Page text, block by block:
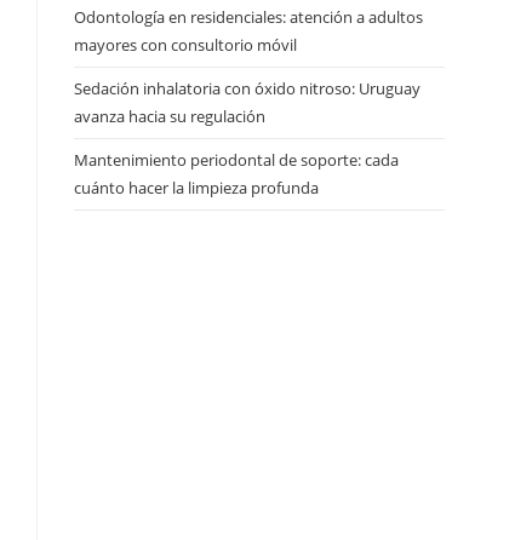
Odontología en residenciales: atención a adultos
mayores con consultorio móvil
Sedación inhalatoria con óxido nitroso: Uruguay
avanza hacia su regulación
Mantenimiento periodontal de soporte: cada
cuánto hacer la limpieza profunda